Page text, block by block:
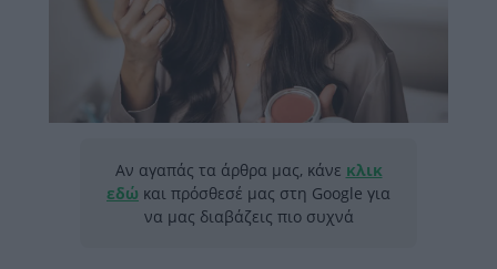
Αν αγαπάς τα άρθρα μας, κάνε κλικ
εδώ και πρόσθεσέ μας στη Google για
να μας διαβάζεις πιο συχνά